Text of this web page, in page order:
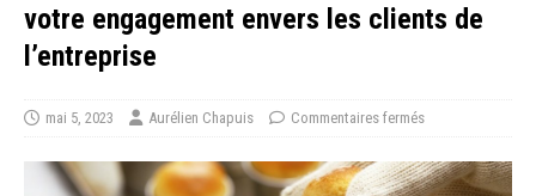
votre engagement envers les clients de
l’entreprise
mai 5, 2023 Aurélien Chapuis Commentaires fermés